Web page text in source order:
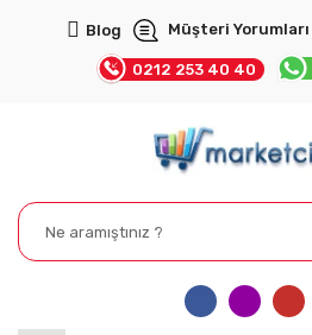
Blog Müşteri Yorumları
0212 253 40 40